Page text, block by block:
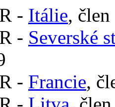
- Itálie,
- Severské
- Francie,